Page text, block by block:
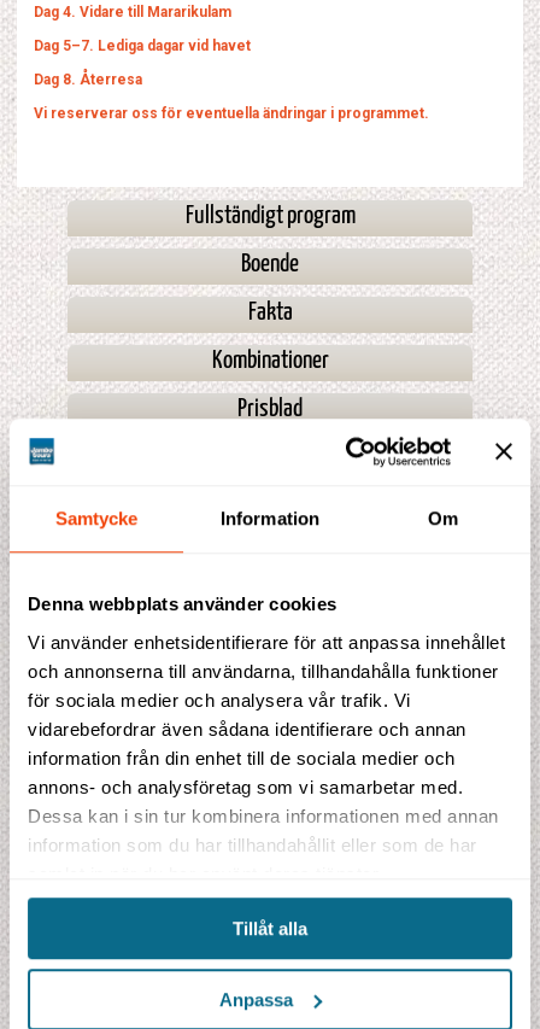
Samtycke Information Om
Denna webbplats använder cookies
Vi använder enhetsidentifierare för att anpassa innehållet
och annonserna till användarna, tillhandahålla funktioner
för sociala medier och analysera vår trafik. Vi
vidarebefordrar även sådana identifierare och annan
information från din enhet till de sociala medier och
annons- och analysföretag som vi samarbetar med.
Dessa kan i sin tur kombinera informationen med annan
information som du har tillhandahållit eller som de har
Tillåt alla
Anpassa
Dag 4. Vidare till Mararikulam
Dag 5–7. Lediga dagar vid havet
Dag 8. Återresa
Vi reserverar oss för eventuella ändringar i programmet.
Fullständigt program
Boende
Fakta
Kombinationer
Prisblad
Prisförslag
24 950 SEK
inklusive flygskatter och bränsletillägg
Detta ingår i priset
Flyg Skandinavien – Kochi tur och retur
7 hotellnätter
7 frukostar
Transporter i bil/minibuss med luftkonditionering samt båt
Engelsktalande chaufför/guide
Kultur